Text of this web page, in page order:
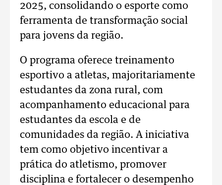
2025, consolidando o esporte como
ferramenta de transformação social
para jovens da região.
O programa oferece treinamento
esportivo a atletas, majoritariamente
estudantes da zona rural, com
acompanhamento educacional para
estudantes da escola e de
comunidades da região. A iniciativa
tem como objetivo incentivar a
prática do atletismo, promover
disciplina e fortalecer o desempenho